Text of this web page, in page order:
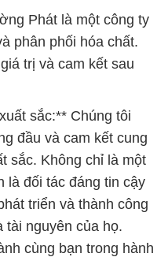
Phát là một công ty
phân phối hóa chất.
trị và cam kết sau
sắc:** Chúng tôi
đầu và cam kết cung
sắc. Không chỉ là một
là đối tác đáng tin cậy
triển và thành công
tài nguyên của họ.
cùng bạn trong hành